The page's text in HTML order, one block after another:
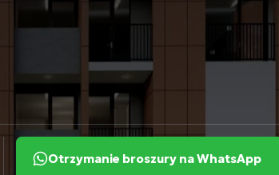
Otrzymanie broszury na WhatsApp